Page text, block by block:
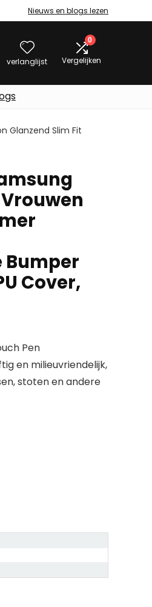
Nieuws en blogs lezen
verlanglijst
0
Vergelijken
Glanzend Slim Fit
Bumper
Cover,
Pen
en milieuvriendelijk,
stoten en andere